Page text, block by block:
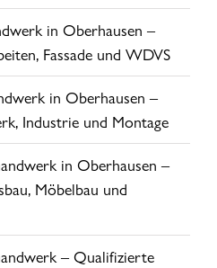
in Oberhausen –
Fassade und WDVS
in Oberhausen –
Industrie und Montage
in Oberhausen –
Möbelbau und
– Qualifizierte